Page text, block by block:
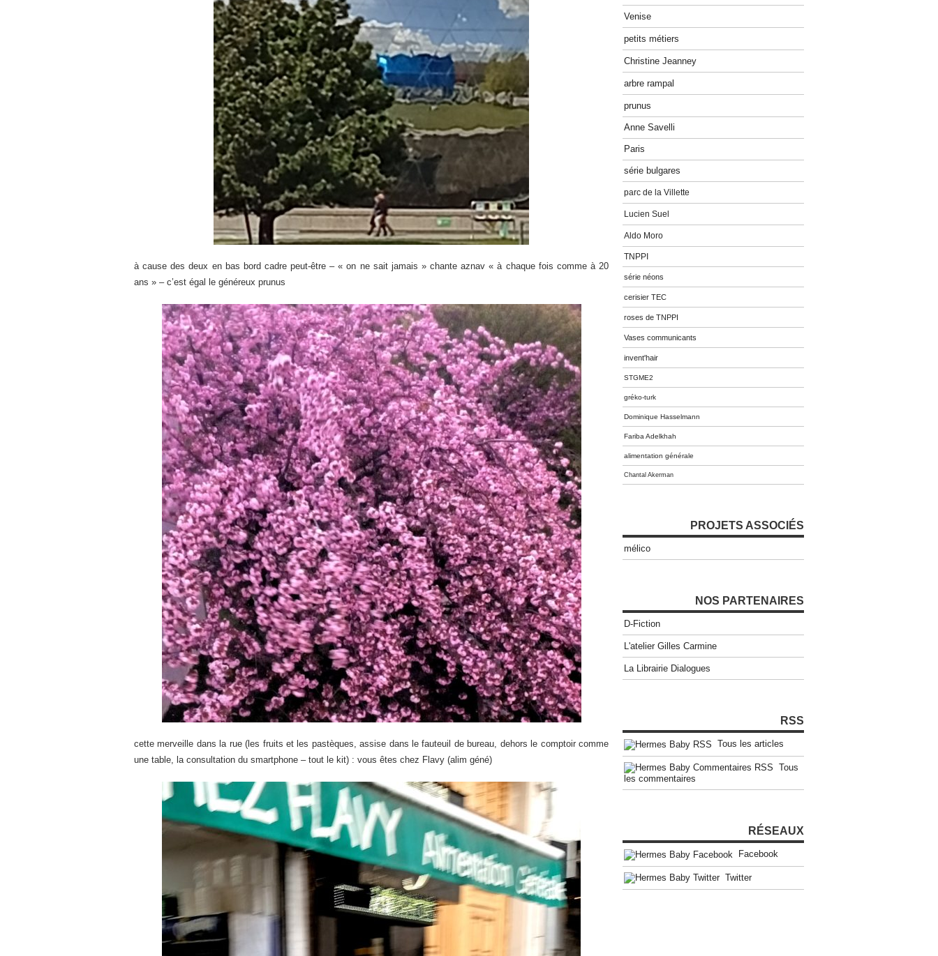
à cause des deux en bas bord cadre peut-être – « on ne sait jamais » chante aznav « à chaque fois comme à 20
ans » – c’est égal le généreux prunus
cette merveille dans la rue (les fruits et les pastèques, assise dans le fauteuil de bureau, dehors le comptoir comme
une table, la consultation du smartphone – tout le kit) : vous êtes chez Flavy (alim géné)
Venise
petits métiers
Christine Jeanney
arbre rampal
prunus
Anne Savelli
Paris
série bulgares
parc de la Villette
Lucien Suel
Aldo Moro
TNPPI
série néons
cerisier TEC
roses de TNPPI
Vases communicants
invent'hair
STGME2
gréko-turk
Dominique Hasselmann
Fariba Adelkhah
alimentation générale
Chantal Akerman
PROJETS ASSOCIÉS
mélico
NOS PARTENAIRES
D-Fiction
L'atelier Gilles Carmine
La Librairie Dialogues
RSS
Tous les articles
Tous
les commentaires
RÉSEAUX
Facebook
Twitter